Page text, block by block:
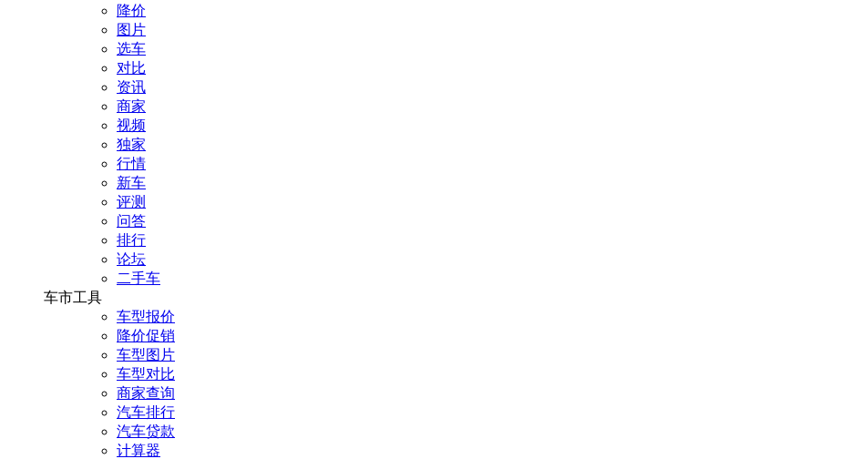
降价
图片
选车
对比
资讯
商家
视频
独家
行情
新车
评测
问答
排行
论坛
二手车
车市工具
车型报价
降价促销
车型图片
车型对比
商家查询
汽车排行
汽车贷款
计算器